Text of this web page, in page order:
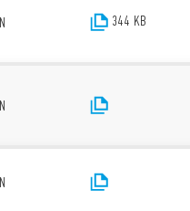
344 KB